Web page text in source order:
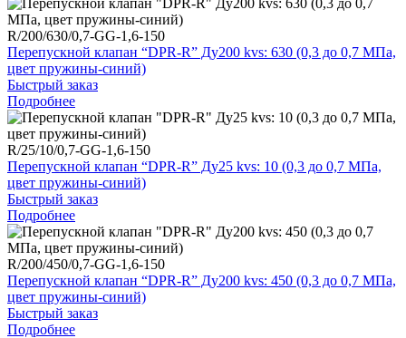
R/200/630/0,7-GG-1,6-150
Перепускной клапан “DPR-R” Ду200 kvs: 630 (0,3 до 0,7 МПа,
цвет пружины-синий)
Быстрый заказ
Подробнее
R/25/10/0,7-GG-1,6-150
Перепускной клапан “DPR-R” Ду25 kvs: 10 (0,3 до 0,7 МПа,
цвет пружины-синий)
Быстрый заказ
Подробнее
R/200/450/0,7-GG-1,6-150
Перепускной клапан “DPR-R” Ду200 kvs: 450 (0,3 до 0,7 МПа,
цвет пружины-синий)
Быстрый заказ
Подробнее